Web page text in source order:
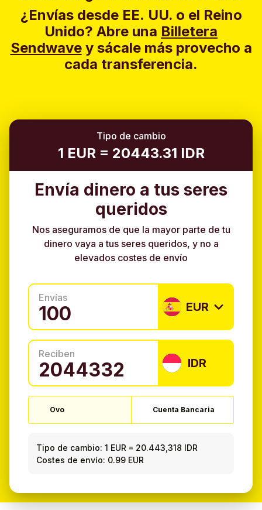
¿Envías desde EE. UU. o el Reino
Unido? Abre una Billetera
Sendwavey sácale más provecho a
cada transferencia.
Tipo de cambio
1 EUR = 20443.31 IDR
Envía dinero a tus seres
queridos
Nos aseguramos de que la mayor parte de tu
dinero vaya a tus seres queridos, y no a
elevados costes de envío
Envías
EUR
Reciben
IDR
Ovo Cuenta Bancaria
Tipo de cambio: 1 EUR = 20.443,318 IDR
Costes de envío: 0.99 EUR